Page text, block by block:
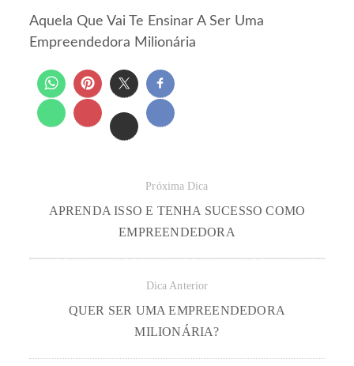
Aquela Que Vai Te Ensinar A Ser Uma
Empreendedora Milionária
Próxima Dica
APRENDA ISSO E TENHA SUCESSO COMO
EMPREENDEDORA
Dica Anterior
QUER SER UMA EMPREENDEDORA
MILIONÁRIA?